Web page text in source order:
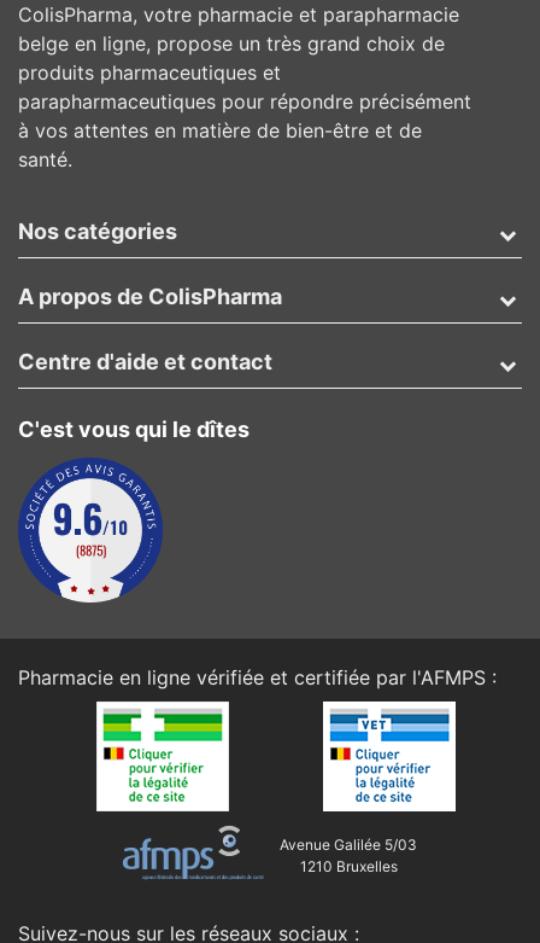
ColisPharma, votre pharmacie et parapharmacie
belge en ligne, propose un très grand choix de
produits pharmaceutiques et
parapharmaceutiques pour répondre précisément
à vos attentes en matière de bien-être et de
santé.
Nos catégories
A propos de ColisPharma
C'est vous qui le dîtes
Centre d'aide et contact
Pharmacie en ligne vérifiée et certifiée par l'AFMPS :
Avenue Galilée 5/03
1210 Bruxelles
Suivez-nous sur les réseaux sociaux :